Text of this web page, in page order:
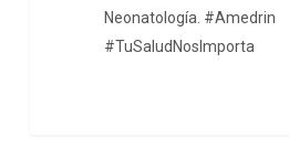
Neonatología. #Amedrin
#TuSaludNosImporta